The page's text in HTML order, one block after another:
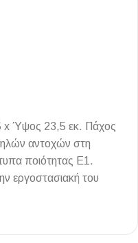
x Ύψος 23,5 εκ. Πάχος
αντοχών στη
ποιότητας Ε1.
εργοστασιακή του